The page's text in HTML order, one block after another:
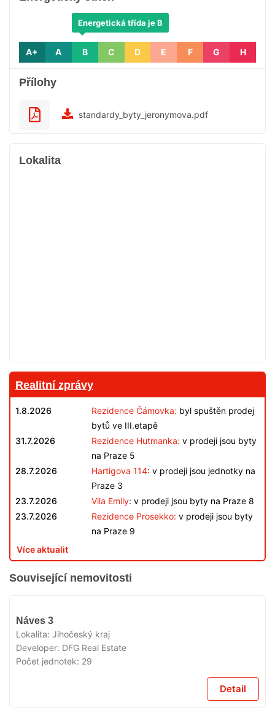
A+ A B
Energetická třída je B
C D E F G H
Přílohy
standardy_byty_jeronymova.pdf
Lokalita
Realitní zprávy
1.8.2026 Rezidence Čámovka: byl spuštěn prodej
bytů ve III.etapě
31.7.2026
Rezidence Hutmanka: v prodeji jsou byty
na Praze 5
28.7.2026
Hartigova 114: v prodeji jsou jednotky na
Praze 3
23.7.2026
Vila Emily: v prodeji jsou byty na Praze 8
23.7.2026
Rezidence Prosekko: v prodeji jsou byty
na Praze 9
Více aktualit
Související nemovitosti
Náves 3
Lokalita: Jihočeský kraj
Developer: DFG Real Estate
Počet jednotek: 29
Detail